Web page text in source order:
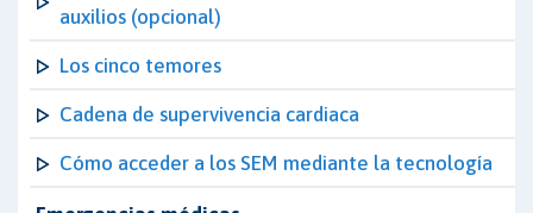
auxilios (opcional)
Los cinco temores
Cadena de supervivencia cardiaca
Cómo acceder a los SEM mediante la tecnología